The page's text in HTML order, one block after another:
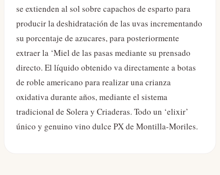
se extienden al sol sobre capachos de esparto para
producir la deshidratación de las uvas incrementando
su porcentaje de azucares, para posteriormente
extraer la ‘Miel de las pasas mediante su prensado
directo. El líquido obtenido va directamente a botas
de roble americano para realizar una crianza
oxidativa durante años, mediante el sistema
tradicional de Solera y Criaderas. Todo un ‘elixir’
único y genuino vino dulce PX de Montilla-Moriles.